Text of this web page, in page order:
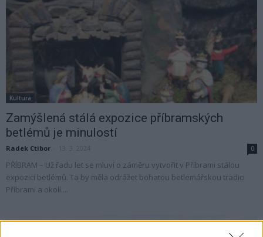
Kultura
Zamýšlená stálá expozice příbramských
betlémů je minulostí
Radek Ctibor 0
PŘÍBRAM – Už řadu let se mluví o záměru vytvořit v Příbrami stálou
expozici betlémů. Ta by měla odrážet bohatou betlemářskou tradici
Příbrami a okolí....